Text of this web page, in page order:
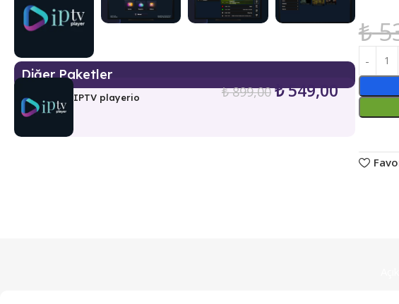
Diğer Paketler
IPTV playerio ₺899,00 ₺549,00
₺